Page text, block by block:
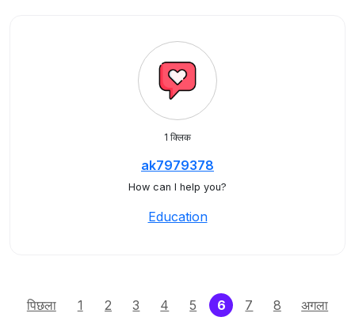
1 क्लिक
ak7979378
How can I help you?
Education
पिछला 1 2 3 4 5 6(current)
7 8 अगला